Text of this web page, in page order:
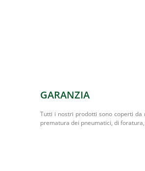
GARANZIA
Tutti i nostri prodotti sono coperti da
prematura dei pneumatici, di